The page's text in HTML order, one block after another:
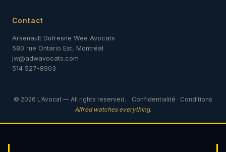
Contact
Arsenault Dufresne Wee Avocats
580 rue Ontario Est, Montréal
jw@adwavocats.com
514 527-8903
© 2026 L'Avocat — All rights reserved. Confidentialité · Conditions
Alfred watches everything.